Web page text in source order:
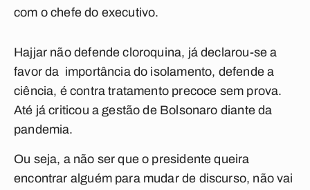
com o chefe do executivo.
Hajjar não defende cloroquina, já declarou-se a
favor da importância do isolamento, defende a
ciência, é contra tratamento precoce sem prova.
Até já criticou a gestão de Bolsonaro diante da
pandemia.
Ou seja, a não ser que o presidente queira
encontrar alguém para mudar de discurso, não vai